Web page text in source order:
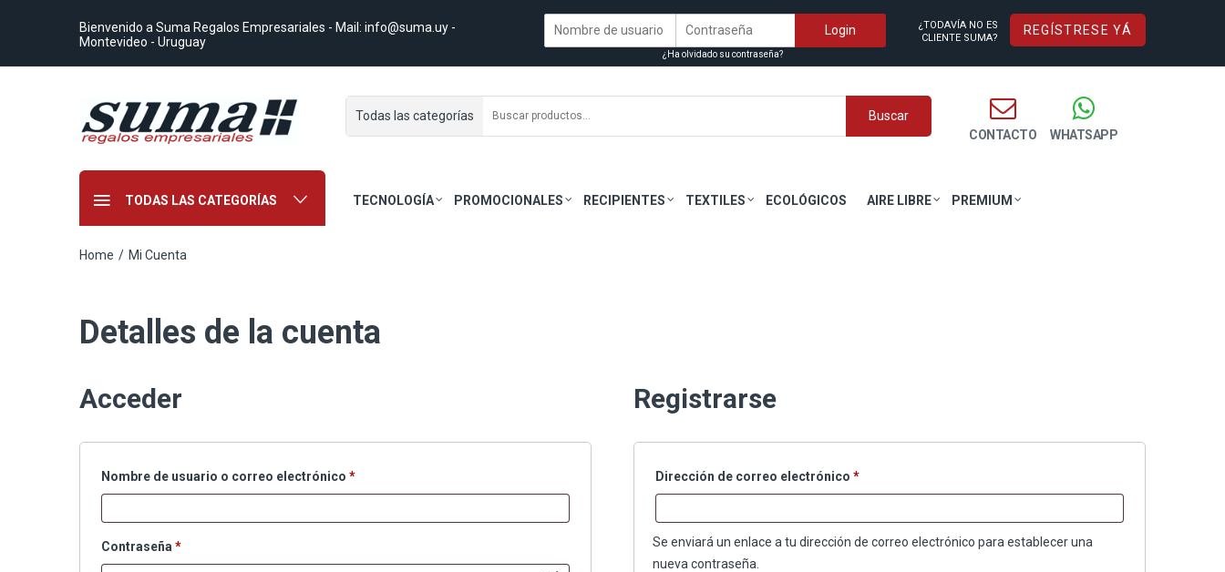
Bienvenido a Suma Regalos Empresariales - Mail: info@suma.uy -
Montevideo - Uruguay
¿Ha olvidado su contraseña?
¿TODAVÍA NO ES
CLIENTE SUMA?
REGÍSTRESE YÁ
WHATSAPP
CONTACTO
Todas las categorías Buscar
TODAS LAS CATEGORÍAS TECNOLOGÍA PROMOCIONALES RECIPIENTES TEXTILES ECOLÓGICOS AIRE LIBRE PREMIUM
Home / Mi Cuenta
Detalles de la cuenta
Acceder
Nombre de usuario o correo electrónico *Obligatorio
Contraseña *Obligatorio
Registrarse
Dirección de correo electrónico*Obligatorio
Se enviará un enlace a tu dirección de correo electrónico para establecer una
nueva contraseña.